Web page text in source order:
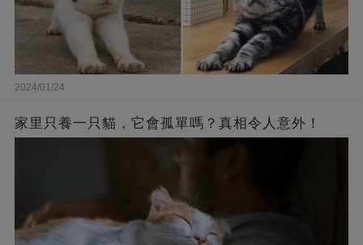
2024/01/24
家里只養一只貓，它會孤單嗎？真相令人意外！